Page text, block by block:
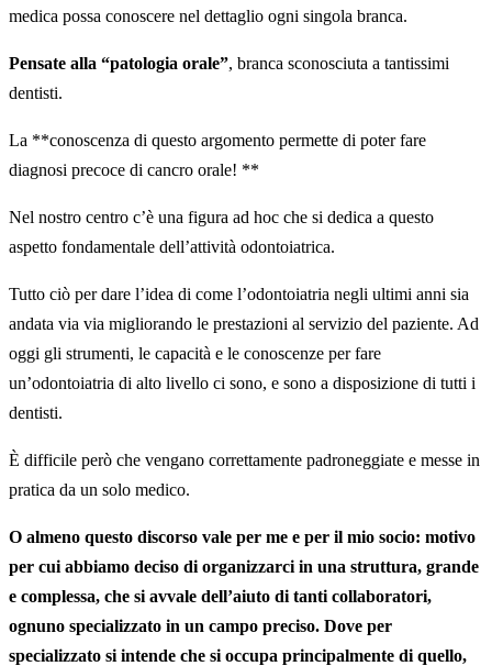
medica possa conoscere nel dettaglio ogni singola branca.
Pensate alla “patologia orale”, branca sconosciuta a tantissimi
dentisti.
La **conoscenza di questo argomento permette di poter fare
diagnosi precoce di cancro orale! **
Nel nostro centro c’è una figura ad hoc che si dedica a questo
aspetto fondamentale dell’attività odontoiatrica.
Tutto ciò per dare l’idea di come l’odontoiatria negli ultimi anni sia
andata via via migliorando le prestazioni al servizio del paziente. Ad
oggi gli strumenti, le capacità e le conoscenze per fare
un’odontoiatria di alto livello ci sono, e sono a disposizione di tutti i
dentisti.
È difficile però che vengano correttamente padroneggiate e messe in
pratica da un solo medico.
O almeno questo discorso vale per me e per il mio socio: motivo
per cui abbiamo deciso di organizzarci in una struttura, grande
e complessa, che si avvale dell’aiuto di tanti collaboratori,
ognuno specializzato in un campo preciso. Dove per
specializzato si intende che si occupa principalmente di quello,